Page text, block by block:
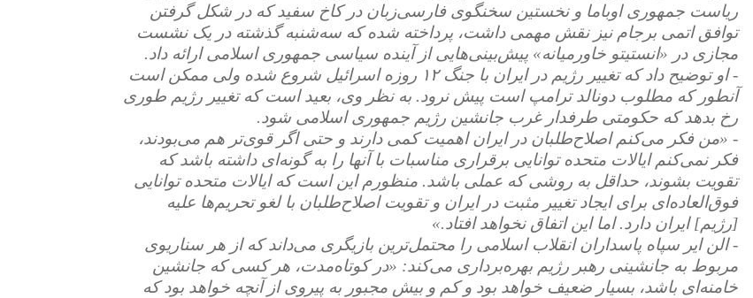
لندن
ریاست جمهوری اوباما و نخستین سخنگوی فارسی‌زبان در کاخ سفید که در شکل گرفتن
توافق اتمی برجام نیز نقش مهمی داشت، پرداخته شده که سه‌شنبه گذشته در یک نشست
مجازی در «انستیتو خاورمیانه» پیش‌بینی‌هایی از آینده سیاسی جمهوری اسلامی ارائه داد.
- او توضیح داد که تغییر رژیم در ایران با جنگ ۱۲ روزه اسرائیل شروع شده ولی ممکن است
آنطور که مطلوب دونالد ترامپ است پیش نرود. به نظر وی، بعید است که تغییر رژیم طوری
رخ بدهد که حکومتی طرفدار غرب جانشین رژیم جمهوری اسلامی شود.
- «من فکر می‌کنم اصلاح‌طلبان در ایران اهمیت کمی دارند و حتی اگر قوی‌تر هم می‌بودند،
فکر نمی‌کنم ایالات متحده توانایی برقراری مناسبات با آنها را به گونه‌ای داشته باشد که
تقویت بشوند، حداقل به روشی که عملی باشد. منظورم این است که ایالات متحده توانایی
فوق‌العاده‌ای برای ایجاد تغییر مثبت در ایران و تقویت اصلاح‌طلبان با لغو تحریم‌ها علیه
[رژیم] ایران دارد. اما این اتفاق نخواهد افتاد.»
- الن ایر سپاه پاسداران انقلاب اسلامی را محتمل‌ترین بازیگری می‌داند که از هر سناریوی
مربوط به جانشینی رهبر رژیم بهره‌برداری می‌کند: «در کوتاه‌مدت، هر کسی که جانشین
خامنه‌ای باشد، بسیار ضعیف خواهد بود و کم و بیش مجبور به پیروی از آنچه خواهد بود که